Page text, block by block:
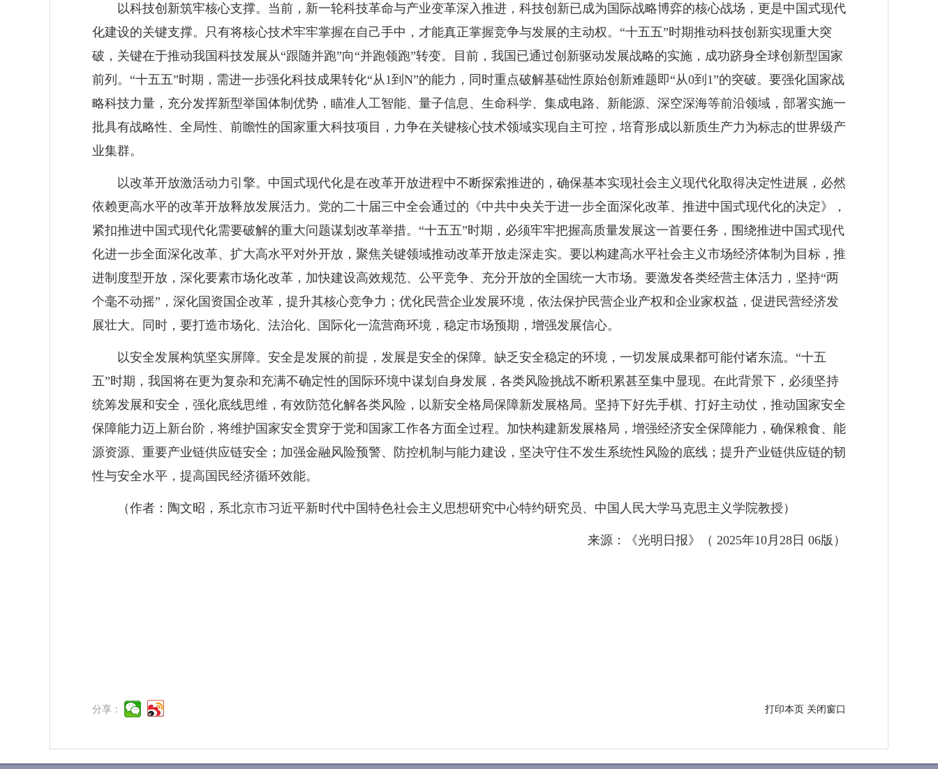
以科技创新筑牢核心支撑。当前，新一轮科技革命与产业变革深入推进，科技创新已成为国际战略博弈的核心战场，更是中国式现代
化建设的关键支撑。只有将核心技术牢牢掌握在自己手中，才能真正掌握竞争与发展的主动权。“十五五”时期推动科技创新实现重大突
破，关键在于推动我国科技发展从“跟随并跑”向“并跑领跑”转变。目前，我国已通过创新驱动发展战略的实施，成功跻身全球创新型国家
前列。“十五五”时期，需进一步强化科技成果转化“从1到N”的能力，同时重点破解基础性原始创新难题即“从0到1”的突破。要强化国家战
略科技力量，充分发挥新型举国体制优势，瞄准人工智能、量子信息、生命科学、集成电路、新能源、深空深海等前沿领域，部署实施一
批具有战略性、全局性、前瞻性的国家重大科技项目，力争在关键核心技术领域实现自主可控，培育形成以新质生产力为标志的世界级产
业集群。
以改革开放激活动力引擎。中国式现代化是在改革开放进程中不断探索推进的，确保基本实现社会主义现代化取得决定性进展，必然
依赖更高水平的改革开放释放发展活力。党的二十届三中全会通过的《中共中央关于进一步全面深化改革、推进中国式现代化的决定》，
紧扣推进中国式现代化需要破解的重大问题谋划改革举措。“十五五”时期，必须牢牢把握高质量发展这一首要任务，围绕推进中国式现代
化进一步全面深化改革、扩大高水平对外开放，聚焦关键领域推动改革开放走深走实。要以构建高水平社会主义市场经济体制为目标，推
进制度型开放，深化要素市场化改革，加快建设高效规范、公平竞争、充分开放的全国统一大市场。要激发各类经营主体活力，坚持“两
个毫不动摇”，深化国资国企改革，提升其核心竞争力；优化民营企业发展环境，依法保护民营企业产权和企业家权益，促进民营经济发
展壮大。同时，要打造市场化、法治化、国际化一流营商环境，稳定市场预期，增强发展信心。
以安全发展构筑坚实屏障。安全是发展的前提，发展是安全的保障。缺乏安全稳定的环境，一切发展成果都可能付诸东流。“十五
五”时期，我国将在更为复杂和充满不确定性的国际环境中谋划自身发展，各类风险挑战不断积累甚至集中显现。在此背景下，必须坚持
统筹发展和安全，强化底线思维，有效防范化解各类风险，以新安全格局保障新发展格局。坚持下好先手棋、打好主动仗，推动国家安全
保障能力迈上新台阶，将维护国家安全贯穿于党和国家工作各方面全过程。加快构建新发展格局，增强经济安全保障能力，确保粮食、能
源资源、重要产业链供应链安全；加强金融风险预警、防控机制与能力建设，坚决守住不发生系统性风险的底线；提升产业链供应链的韧
性与安全水平，提高国民经济循环效能。
（作者：陶文昭，系北京市习近平新时代中国特色社会主义思想研究中心特约研究员、中国人民大学马克思主义学院教授）
来源：《光明日报》（ 2025年10月28日 06版）
分享： 打印本页 关闭窗口